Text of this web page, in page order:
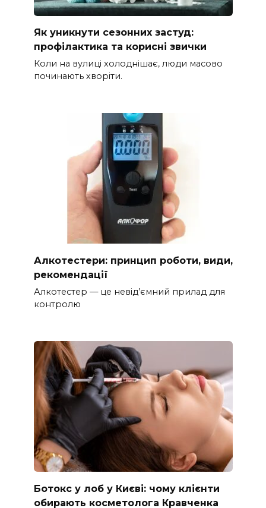
Як уникнути сезонних застуд:
профілактика та корисні звички
Коли на вулиці холоднішає, люди масово
починають хворіти.
Алкотестери: принцип роботи, види,
рекомендації
Алкотестер — це невід’ємний прилад для
контролю
Ботокс у лоб у Києві: чому клієнти
обирають косметолога Кравченка